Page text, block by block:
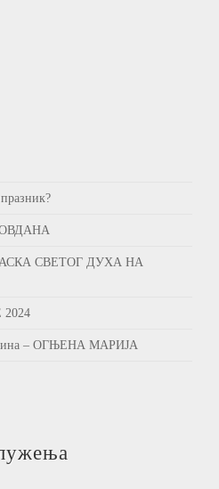
СВЕТОГ ДУХА НА
– ОГЊЕНА МАРИЈА